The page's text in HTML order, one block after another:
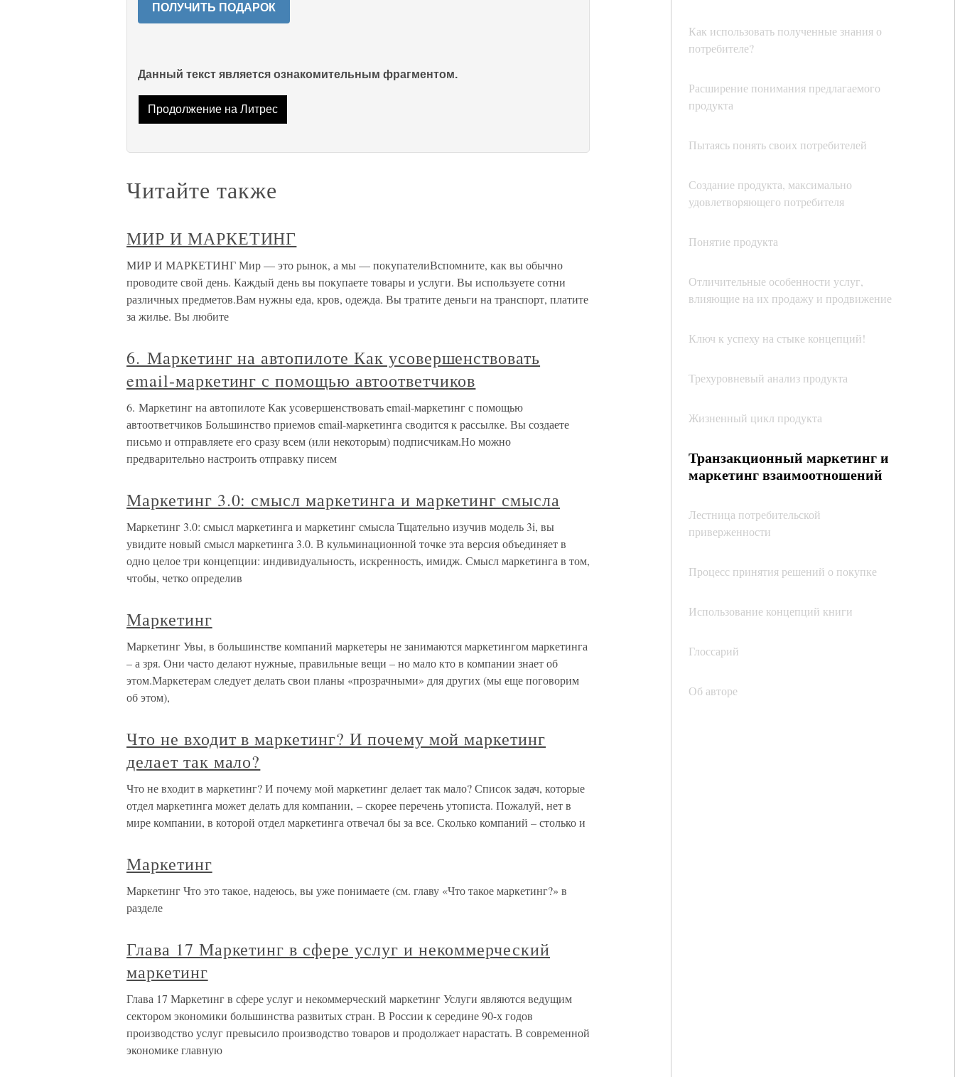
Как использовать полученные знания о
потребителе?
Расширение понимания предлагаемого
продукта
Пытаясь понять своих потребителей
Создание продукта, максимально
удовлетворяющего потребителя
Понятие продукта
Отличительные особенности услуг,
влияющие на их продажу и продвижение
Ключ к успеху на стыке концепций!
Трехуровневый анализ продукта
Жизненный цикл продукта
Транзакционный маркетинг и
маркетинг взаимоотношений
Лестница потребительской
приверженности
Процесс принятия решений о покупке
Использование концепций книги
Глоссарий
Об авторе
ПОЛУЧИТЬ ПОДАРОК
Данный текст является ознакомительным фрагментом.
Продолжение на Литрес
Читайте также
МИР И МАРКЕТИНГ
МИР И МАРКЕТИНГ Мир — это рынок, а мы — покупателиВспомните, как вы обычно
проводите свой день. Каждый день вы покупаете товары и услуги. Вы используете сотни
различных предметов.Вам нужны еда, кров, одежда. Вы тратите деньги на транспорт, платите
за жилье. Вы любите
6. Маркетинг на автопилоте Как усовершенствовать
email-маркетинг с помощью автоответчиков
6. Маркетинг на автопилоте Как усовершенствовать email-маркетинг с помощью
автоответчиков Большинство приемов email-маркетинга сводится к рассылке. Вы создаете
письмо и отправляете его сразу всем (или некоторым) подписчикам.Но можно
предварительно настроить отправку писем
Маркетинг 3.0: смысл маркетинга и маркетинг смысла
Маркетинг 3.0: смысл маркетинга и маркетинг смысла Тщательно изучив модель 3i, вы
увидите новый смысл маркетинга 3.0. В кульминационной точке эта версия объединяет в
одно целое три концепции: индивидуальность, искренность, имидж. Смысл маркетинга в том,
чтобы, четко определив
Маркетинг
Маркетинг Увы, в большинстве компаний маркетеры не занимаются маркетингом маркетинга
– а зря. Они часто делают нужные, правильные вещи – но мало кто в компании знает об
этом.Маркетерам следует делать свои планы «прозрачными» для других (мы еще поговорим
об этом),
Что не входит в маркетинг? И почему мой маркетинг
делает так мало?
Что не входит в маркетинг? И почему мой маркетинг делает так мало? Список задач, которые
отдел маркетинга может делать для компании, – скорее перечень утописта. Пожалуй, нет в
мире компании, в которой отдел маркетинга отвечал бы за все. Сколько компаний – столько и
Маркетинг
Маркетинг Что это такое, надеюсь, вы уже понимаете (см. главу «Что такое маркетинг?» в
разделе
Глава 17 Маркетинг в сфере услуг и некоммерческий
маркетинг
Глава 17 Маркетинг в сфере услуг и некоммерческий маркетинг Услуги являются ведущим
сектором экономики большинства развитых стран. В России к середине 90-х годов
производство услуг превысило производство товаров и продолжает нарастать. В современной
экономике главную